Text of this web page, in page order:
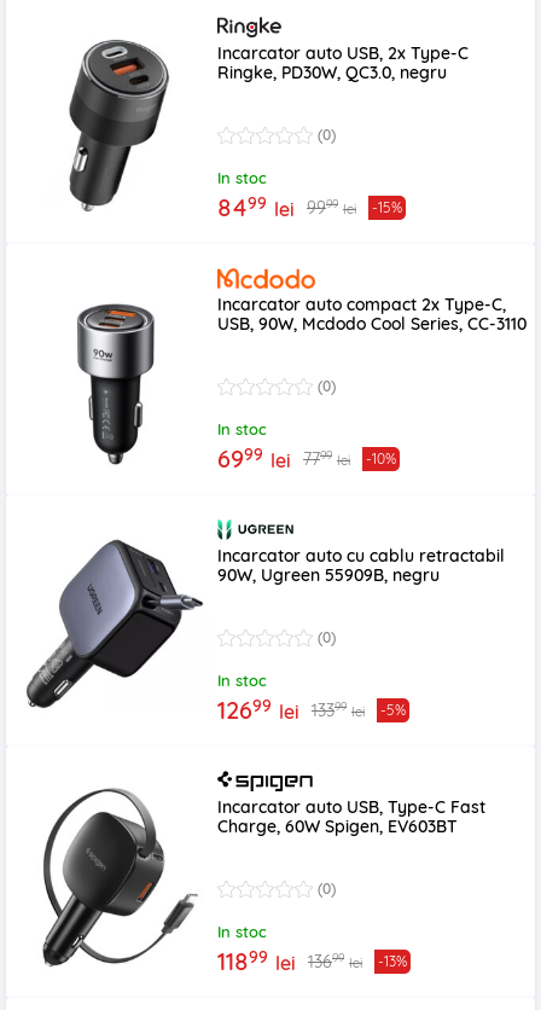
Incarcator auto USB, 2x Type-C
Ringke, PD30W, QC3.0, negru
(0)
In stoc
8499 lei 9999 lei -15%
Incarcator auto compact 2x Type-C,
USB, 90W, Mcdodo Cool Series, CC-3110
(0)
In stoc
6999 lei 7799 lei -10%
Incarcator auto cu cablu retractabil
90W, Ugreen 55909B, negru
(0)
In stoc
12699 lei 13399 lei -5%
Incarcator auto USB, Type-C Fast
Charge, 60W Spigen, EV603BT
(0)
In stoc
11899 lei 13699 lei -13%